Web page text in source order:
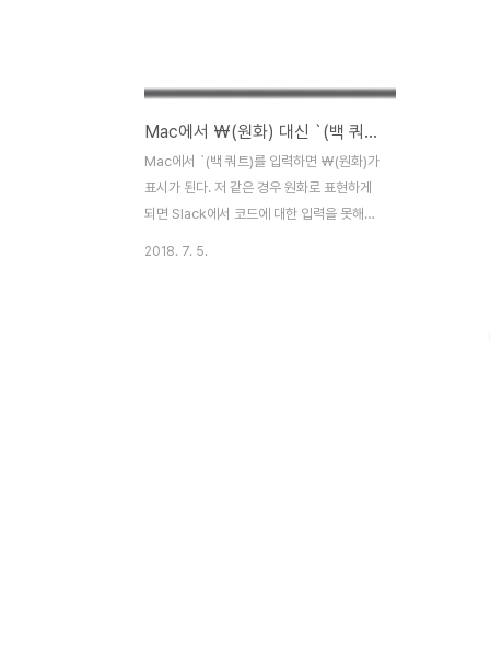
Mac에서 ₩(원화) 대신 `(백 쿼트) 입력하기
Mac에서 `(백 쿼트)를 입력하면 ₩(원화)가
표시가 된다. 저 같은 경우 원화로 표현하게
되면 Slack에서 코드에 대한 입력을 못해서
2018. 7. 5.